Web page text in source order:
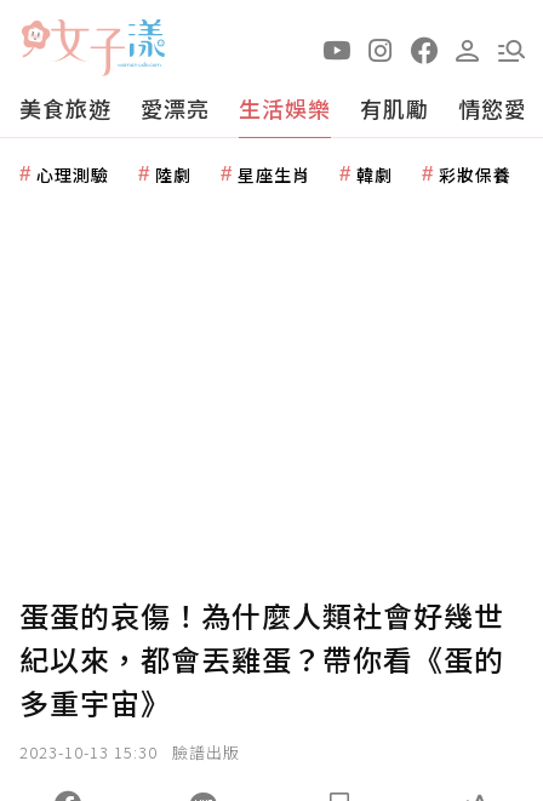
美食旅遊 愛漂亮 生活娛樂 有肌勵 情慾愛
心理測驗 陸劇 星座生肖 韓劇 彩妝保養
蛋蛋的哀傷！為什麼人類社會好幾世
紀以來，都會丟雞蛋？帶你看《蛋的
多重宇宙》
2023-10-13 15:30 臉譜出版